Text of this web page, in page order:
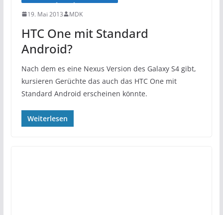
19. Mai 2013 MDK
HTC One mit Standard
Android?
Nach dem es eine Nexus Version des Galaxy S4 gibt,
kursieren Gerüchte das auch das HTC One mit
Standard Android erscheinen könnte.
Weiterlesen